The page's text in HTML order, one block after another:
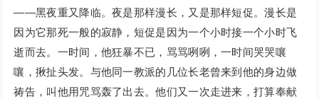
——黑夜重又降临。夜是那样漫长，又是那样短促。漫长是
因为它那死一般的寂静，短促是因为一个小时接一个小时飞
逝而去。一时间，他狂暴不已，骂骂咧咧，一时间哭哭嚷
嚷，揪扯头发。与他同一教派的几位长老曾来到他的身边做
祷告，叫他用咒骂轰了出去。他们又一次走进来，打算奉献